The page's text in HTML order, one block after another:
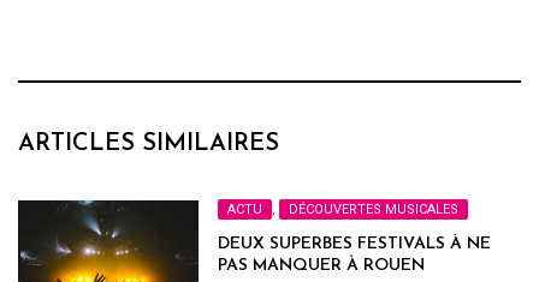
ARTICLES SIMILAIRES
ACTU DÉCOUVERTES MUSICALES
DEUX SUPERBES FESTIVALS À NE
PAS MANQUER À ROUEN